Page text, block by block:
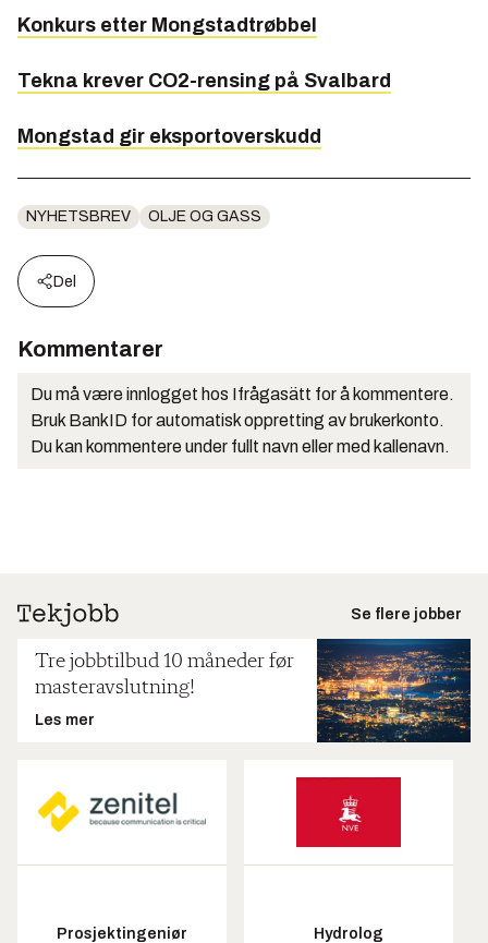
Konkurs etter Mongstadtrøbbel
Tekna krever CO2-rensing på Svalbard
Mongstad gir eksportoverskudd
NYHETSBREV OLJE OG GASS
Del
Kommentarer
Du må være innlogget hos Ifrågasätt for å kommentere.
Bruk BankID for automatisk oppretting av brukerkonto.
Du kan kommentere under fullt navn eller med kallenavn.
Se flere jobber
Tre jobbtilbud 10 måneder før
masteravslutning!
Les mer
Prosjektingeniør Hydrolog